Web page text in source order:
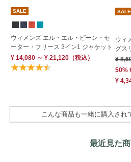
SALE
ウィメンズ エル・エル・ビーン・セ
ーター・フリース 3イン1 ジャケット
¥ 14,080 ～ ¥ 21,120（税込）
SALE
ウィ
グス
¥
50%
¥
こんな商品も一緒に購入され
最近見た